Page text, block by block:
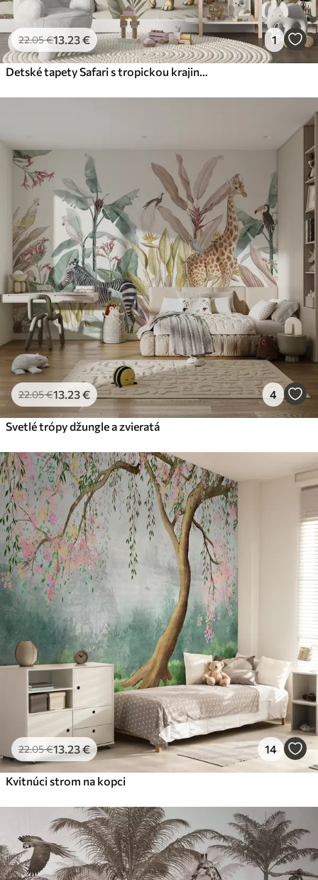
22.05€13 .23€ 1
22.05€13 .23€ 4
Svetlé trópy džungle a zvieratá
22.05€13 .23€ 14
Kvitnúci strom na kopci